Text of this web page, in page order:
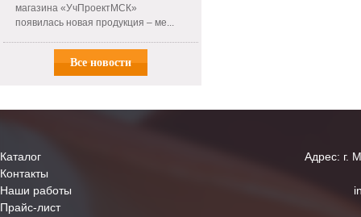
магазина «УчПроектМСК»
появилась новая продукция – ме...
Все новости
Каталог
Контакты
Наши работы
Прайс-лист
Адрес: г.